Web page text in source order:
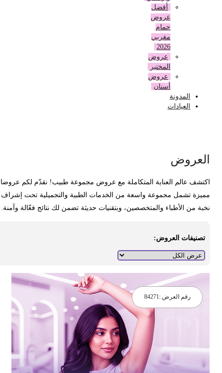
أفضل
عروض
حمام
مغربي
عروض
المختبر
عروض
أسنان
المدونة
العيادات
عالم العناية المتكاملة مع عروض مجموعة طبيب! نقدّم لكم عروضا
تشمل مجموعة واسعة من الخدمات الطبية والتجميلية تحت إشراف
من الأطباء والمتخصصين، وبتقنيات حديثة تضمن لك نتائج فعّالة وآمنة.
تصنيفات العروض:
رقم العرض :84271